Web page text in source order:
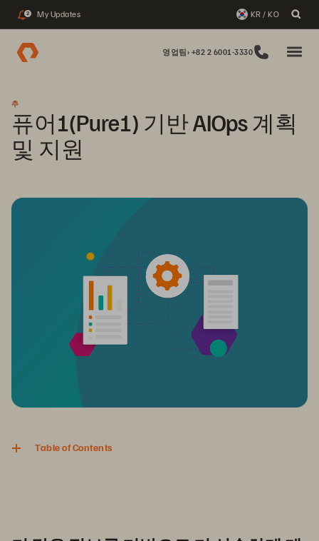
2 My Updates KR / KO
영업팀: +82 2 6001-3330
추
퓨어1(Pure1) 기반 AIOps 계획
및 지원
Table of Contents